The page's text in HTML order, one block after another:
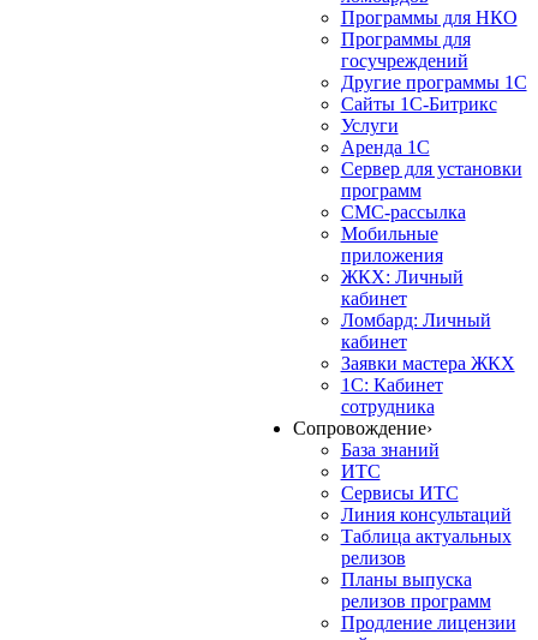
Программы для НКО
Программы для
госучреждений
Другие программы 1С
Сайты 1С-Битрикс
Услуги
Аренда 1С
Сервер для установки
программ
СМС-рассылка
Мобильные
приложения
ЖКХ: Личный
кабинет
Ломбард: Личный
кабинет
Заявки мастера ЖКХ
1С: Кабинет
сотрудника
Сопровождение›
База знаний
ИТС
Сервисы ИТС
Линия консультаций
Таблица актуальных
релизов
Планы выпуска
релизов программ
Продление лицензии